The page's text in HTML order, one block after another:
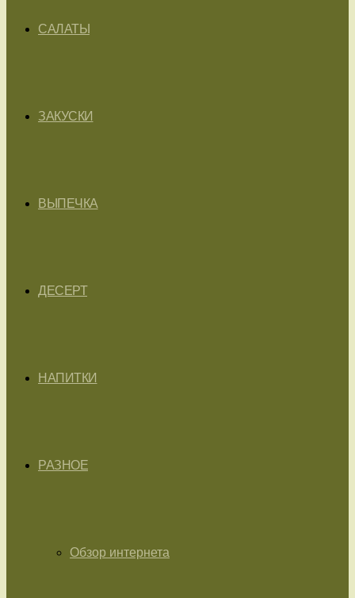
САЛАТЫ
ЗАКУСКИ
ВЫПЕЧКА
ДЕСЕРТ
НАПИТКИ
РАЗНОЕ
Обзор интернета